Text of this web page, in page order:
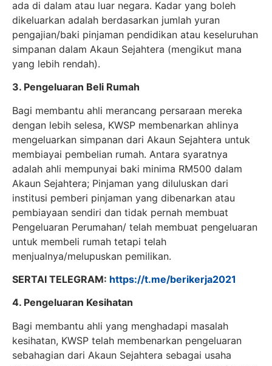
ada di dalam atau luar negara. Kadar yang boleh
dikeluarkan adalah berdasarkan jumlah yuran
pengajian/baki pinjaman pendidikan atau keseluruhan
simpanan dalam Akaun Sejahtera (mengikut mana
yang lebih rendah).
3. Pengeluaran Beli Rumah
Bagi membantu ahli merancang persaraan mereka
dengan lebih selesa, KWSP membenarkan ahlinya
mengeluarkan simpanan dari Akaun Sejahtera untuk
membiayai pembelian rumah. Antara syaratnya
adalah ahli mempunyai baki minima RM500 dalam
Akaun Sejahtera​; Pinjaman yang diluluskan dari
institusi pemberi pinjaman yang dibenarkan atau
pembiayaan sendiri dan tidak pernah membuat
Pengeluaran Perumahan/ telah membuat pengeluaran
untuk membeli rumah tetapi telah
menjualnya/melupuskan pemilikan.
SERTAI TELEGRAM: https://t.me/berikerja2021
4. Pengeluaran Kesihatan
Bagi membantu ahli yang menghadapi masalah
kesihatan, KWSP telah membenarkan pengeluaran
sebahagian dari Akaun Sejahtera sebagai usaha